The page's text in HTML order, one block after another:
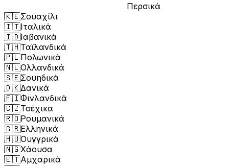
Περσικά
🇰🇪Σουαχίλι
🇮🇹Ιταλικά
🇮🇩Ιαβανικά
🇹🇭Ταϊλανδικά
🇵🇱Πολωνικά
🇳🇱Ολλανδικά
🇸🇪Σουηδικά
🇩🇰Δανικά
🇫🇮Φινλανδικά
🇨🇿Τσέχικα
🇷🇴Ρουμανικά
🇬🇷Ελληνικά
🇭🇺Ουγγρικά
🇳🇬Χάουσα
🇪🇹Αμχαρικά